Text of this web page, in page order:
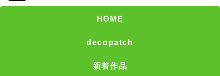
HOME
decopatch
新着作品